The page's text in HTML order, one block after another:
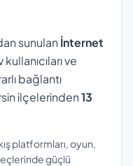
sunulan İnternet
ve
bağlantı
ilçelerinden13
platformları, oyun,
güçlü